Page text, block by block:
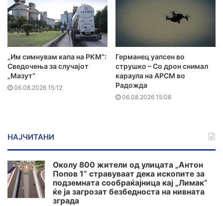
„Им симнувам капа на РКМ“:
Сведочења за случајот
„Мазут“
06.08.2026 15:12
Германец уапсен во
струшко – Со дрон снимал
караула на АРСМ во
Радожда
06.08.2026 15:08
НАЈЧИТАНИ
Околу 800 жители од улицата „Антон
Попов 1“ стравуваат дека ископите за
подземната сообраќајница кај „Лимак“
ќе ја загрозат безбедноста на нивната
зграда